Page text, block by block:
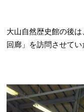
大山自然歴史館の後
回廊」を訪問させてい